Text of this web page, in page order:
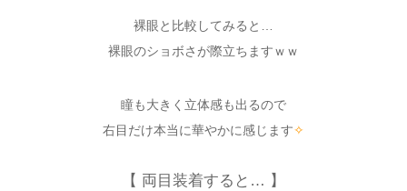
裸眼と比較してみると…
裸眼のショボさが際立ちますｗｗ
瞳も大きく立体感も出るので
右目だけ本当に華やかに感じます✧
【 両目装着すると… 】